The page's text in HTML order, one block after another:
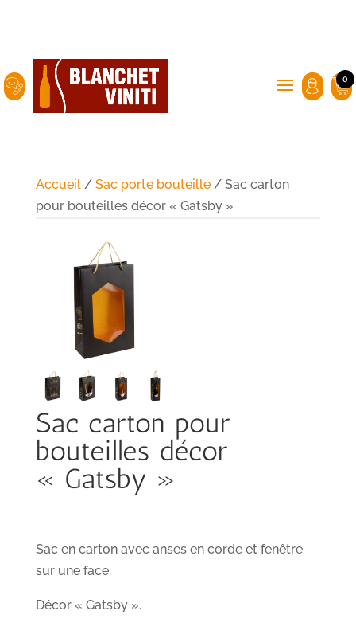
0
Accueil/ Sac porte bouteille/ Sac carton
pour bouteilles décor « Gatsby »
Sac carton pour
bouteilles décor
« Gatsby »
Sac en carton avec anses en corde et fenêtre
sur une face.
Décor « Gatsby ».